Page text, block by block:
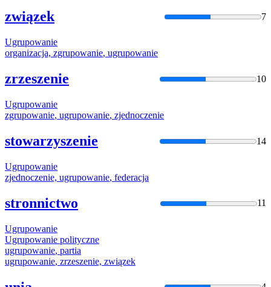
związek 7
Ugrupowanie
organizacja, zgrupowanie, ugrupowanie
zrzeszenie 10
Ugrupowanie
zgrupowanie, ugrupowanie, zjednoczenie
stowarzyszenie 14
Ugrupowanie
zjednoczenie, ugrupowanie, federacja
stronnictwo 11
Ugrupowanie
Ugrupowanie polityczne
ugrupowanie, partia
ugrupowanie, zrzeszenie, związek